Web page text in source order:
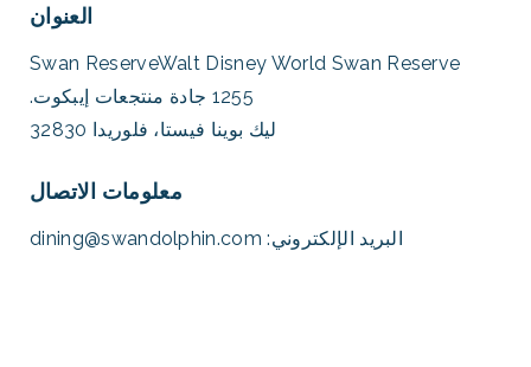
العنوان
Swan ReserveWalt Disney World Swan Reserve
1255 جادة منتجعات إيبكوت.
ليك بوينا فيستا، فلوريدا 32830
معلومات الاتصال
البريد الإلكتروني: dining@swandolphin.com